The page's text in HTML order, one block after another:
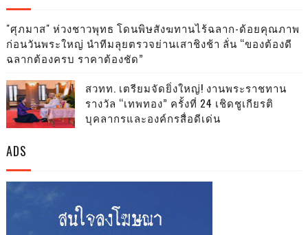
"ศุภมาส" ห่วงชาวพุทธ โดนพิษสังฆทานไร้ฉลาก-ด้อยคุณภาพ
ก่อนวันพระใหญ่ นำทีมลุยตรวจย่านเสาชิงช้า ลั่น “ของต้องดี
ฉลากต้องครบ ราคาต้องชัด”
สวทท. เตรียมจัดยิ่งใหญ่! งานพระราชทาน
รางวัล “เทพทอง” ครั้งที่ 24 เชิดชูเกียรติ
บุคลากรและองค์กรสื่อดีเด่น
ADS